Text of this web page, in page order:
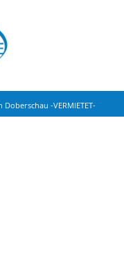
-VERMIETET-